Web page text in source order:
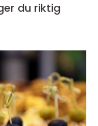
du riktig